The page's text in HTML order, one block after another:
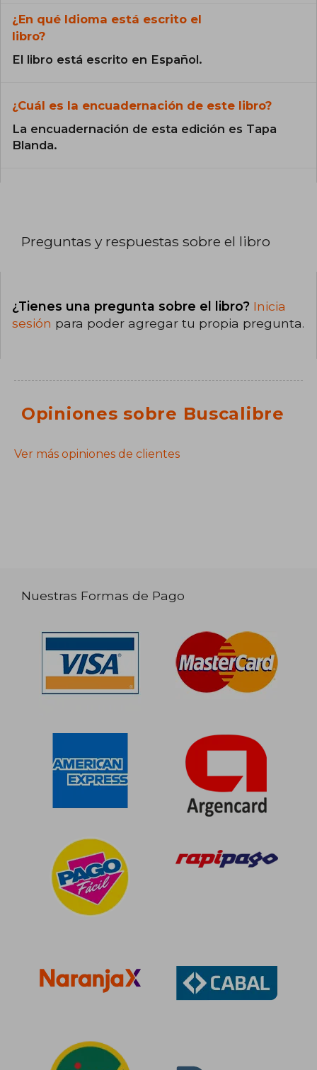
¿En qué Idioma está escrito el
libro?
El libro está escrito en Español.
¿Cuál es la encuadernación de este libro?
La encuadernación de esta edición es Tapa
Blanda.
Preguntas y respuestas sobre el libro
¿Tienes una pregunta sobre el libro? Inicia
sesión para poder agregar tu propia pregunta.
Opiniones sobre Buscalibre
Ver más opiniones de clientes
Nuestras Formas de Pago